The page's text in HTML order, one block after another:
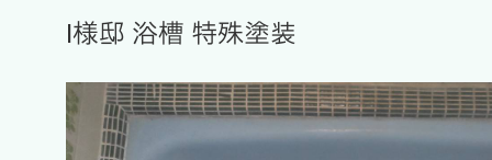
I様邸 浴槽 特殊塗装